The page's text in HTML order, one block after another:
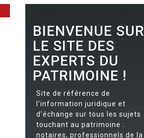
BIENVENUE SUR
LE SITE DES
EXPERTS DU
PATRIMOINE !
Site de référence de
l'information juridique et
d'échange sur tous les sujets
touchant au patrimoine :
notaires, professionnels de la